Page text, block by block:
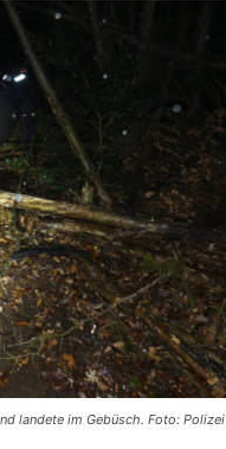
landete im Gebüsch. Foto: Polizei